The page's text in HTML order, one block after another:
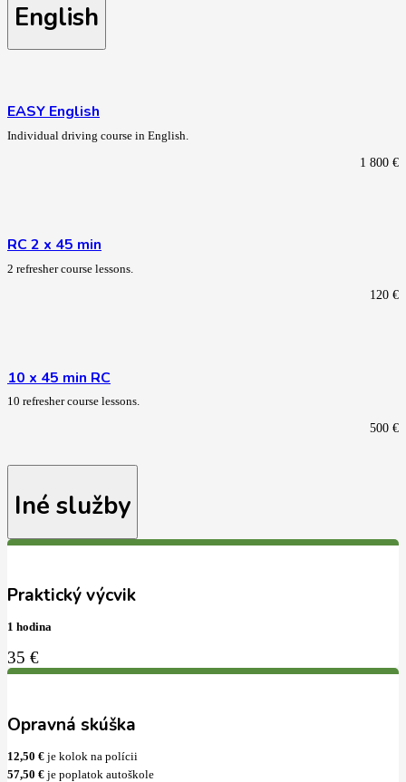
English
EASY English
Individual driving course in English.
1 800 €
RC 2 x 45 min
2 refresher course lessons.
120 €
10 x 45 min RC
10 refresher course lessons.
500 €
Iné služby
Praktický výcvik
1 hodina
35 €
Opravná skúška
12,50 € je kolok na polícii
57,50 € je poplatok autoškole